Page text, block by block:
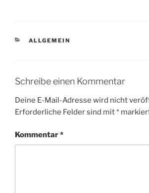
KATEGORIEN
ALLGEMEIN
Schreibe einen Kommentar
Deine E-Mail-Adresse wird nicht
Erforderliche Felder sind mit*
Kommentar*